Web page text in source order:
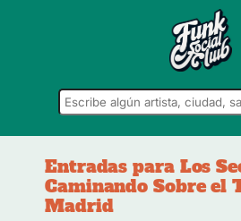
Entradas para Los
Caminando Sobre el
Madrid